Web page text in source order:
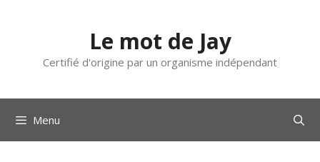
Le mot de Jay
Certifié d'origine par un organisme indépendant
Menu